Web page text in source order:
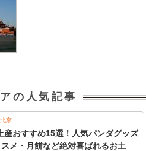
の人気記事
北京
産おすすめ15選！人気パンダグッズ
メ・月餅など絶対喜ばれるお土